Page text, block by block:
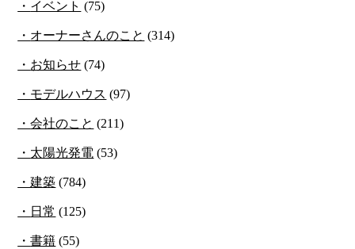
イベント (75)
オーナーさんのこと (314)
お知らせ (74)
モデルハウス (97)
会社のこと (211)
太陽光発電 (53)
建築 (784)
日常 (125)
書籍 (55)